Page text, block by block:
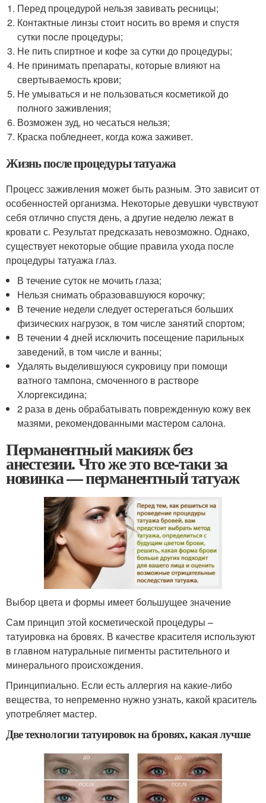
Перед процедурой нельзя завивать ресницы;
Контактные линзы стоит носить во время и спустя
сутки после процедуры;
Не пить спиртное и кофе за сутки до процедуры;
Не принимать препараты, которые влияют на
свертываемость крови;
Не умываться и не пользоваться косметикой до
полного заживления;
Возможен зуд, но чесаться нельзя;
Краска побледнеет, когда кожа заживет.
Жизнь после процедуры татуажа
Процесс заживления может быть разным. Это зависит от
особенностей организма. Некоторые девушки чувствуют
себя отлично спустя день, а другие неделю лежат в
кровати с. Результат предсказать невозможно. Однако,
существует некоторые общие правила ухода после
процедуры татуажа глаз.
В течение суток не мочить глаза;
Нельзя снимать образовавшуюся корочку;
В течение недели следует остерегаться больших
физических нагрузок, в том числе занятий спортом;
В течении 4 дней исключить посещение парильных
заведений, в том числе и ванны;
Удалять выделившуюся сукровицу при помощи
ватного тампона, смоченного в растворе
Хлоргексидина;
2 раза в день обрабатывать поврежденную кожу век
мазями, рекомендованными мастером салона.
Перманентный макияж без
анестезии. Что же это все-таки за
новинка — перманентный татуаж
Выбор цвета и формы имеет большущее значение
Сам принцип этой косметической процедуры –
татуировка на бровях. В качестве красителя используют
в главном натуральные пигменты растительного и
минерального происхождения.
Принципиально. Если есть аллергия на какие-либо
вещества, то непременно нужно узнать, какой краситель
употребляет мастер.
Две технологии татуировок на бровях, какая лучше